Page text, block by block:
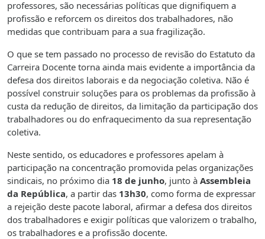
professores, são necessárias políticas que dignifiquem a
profissão e reforcem os direitos dos trabalhadores, não
medidas que contribuam para a sua fragilização.
O que se tem passado no processo de revisão do Estatuto da
Carreira Docente torna ainda mais evidente a importância da
defesa dos direitos laborais e da negociação coletiva. Não é
possível construir soluções para os problemas da profissão à
custa da redução de direitos, da limitação da participação dos
trabalhadores ou do enfraquecimento da sua representação
coletiva.
Neste sentido, os educadores e professores apelam à
participação na concentração promovida pelas organizações
sindicais, no próximo dia 18 de junho, junto à Assembleia
da República, a partir das 13h30, como forma de expressar
a rejeição deste pacote laboral, afirmar a defesa dos direitos
dos trabalhadores e exigir políticas que valorizem o trabalho,
os trabalhadores e a profissão docente.